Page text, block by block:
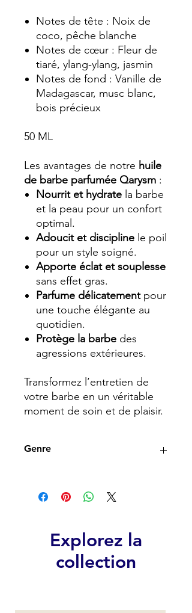
Notes de tête : Noix de
coco, pêche blanche​
Notes de cœur : Fleur de
tiaré, ylang-ylang, jasmin​
Notes de fond : Vanille de
Madagascar, musc blanc,
bois précieux​
50 ML
Les avantages de notre huile
de barbe parfumée Qarysm :
Nourrit et hydrate la barbe
et la peau pour un confort
optimal.
Adoucit et discipline le poil
pour un style soigné.
Apporte éclat et souplesse
sans effet gras.
Parfume délicatementpour
une touche élégante au
quotidien.
Protège la barbe des
agressions extérieures.
Transformez l’entretien de
votre barbe en un véritable
moment de soin et de plaisir.
Genre
Explorez la
collection